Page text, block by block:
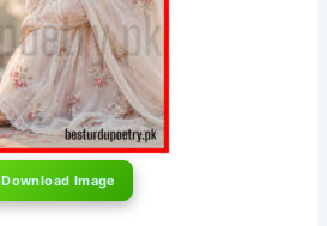
Download Image